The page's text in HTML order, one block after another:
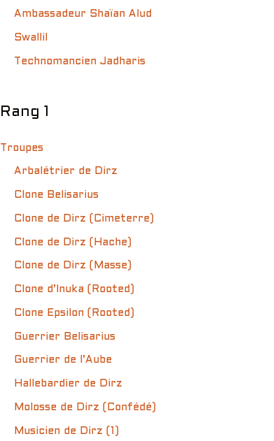
Ambassadeur Shaïan Alud
Swallil
Technomancien Jadharis
Rang 1
Troupes
Arbalétrier de Dirz
Clone Belisarius
Clone de Dirz (Cimeterre)
Clone de Dirz (Hache)
Clone de Dirz (Masse)
Clone d’Inuka (Rooted)
Clone Epsilon (Rooted)
Guerrier Belisarius
Guerrier de l’Aube
Hallebardier de Dirz
Molosse de Dirz (Confédé)
Musicien de Dirz (1)